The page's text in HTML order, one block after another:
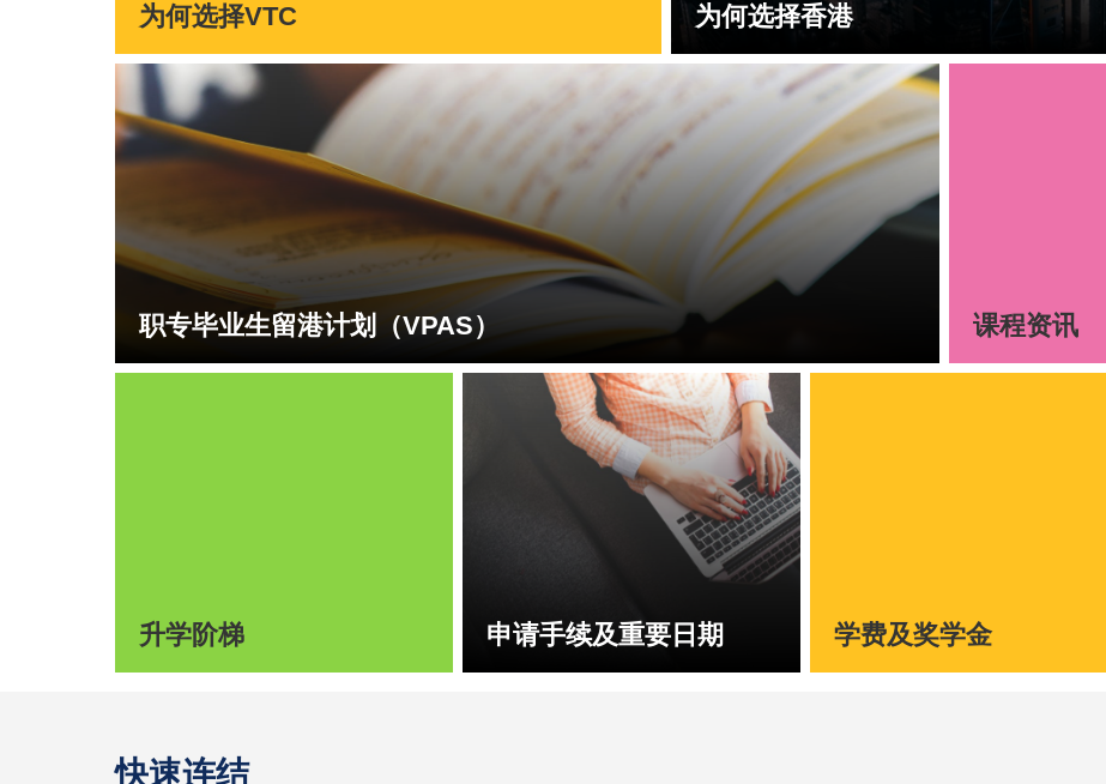
为何选择VTC 为何选择香港
职专毕业生留港计划（VPAS） 课程资讯
升学阶梯 申请手续及重要日期 学费及奖学金
快速连结